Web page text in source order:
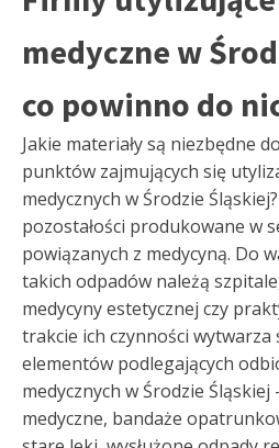
medyczne w
co powinno do
Jakie materiały są niezbędne
punktów zajmujących się
medycznych w Środzie
pozostałości produkowane w
powiązanych z medycyną. Do
takich odpadów należą
medycyny estetycznej czy
trakcie ich czynności wytwarza
elementów podlegających
medycznych w Środzie
medyczne, bandaże